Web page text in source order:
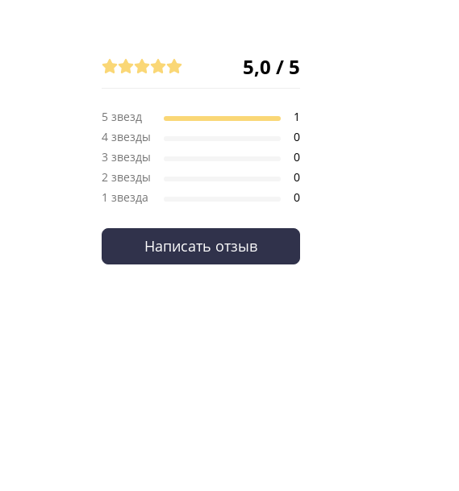
5,0 / 5
5 звезд
1
4 звезды
0
3 звезды
0
2 звезды
0
1 звезда
0
Написать отзыв